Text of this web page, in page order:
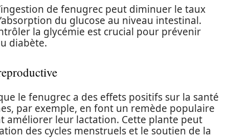
de fenugrec peut diminuer le taux
du glucose au niveau intestinal.
la glycémie est crucial pour prévenir
diabète.
le fenugrec a des effets positifs sur la santé
par exemple, en font un remède populaire
améliorer leur lactation. Cette plante peut
des cycles menstruels et le soutien de la